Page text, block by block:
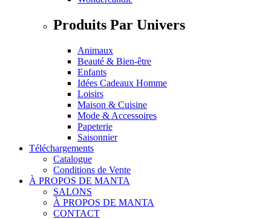
Produits Par Univers
Animaux
Beauté & Bien-être
Enfants
Idées Cadeaux Homme
Loisirs
Maison & Cuisine
Mode & Accessoires
Papeterie
Saisonnier
Téléchargements
Catalogue
Conditions de Vente
À PROPOS DE MANTA
SALONS
À PROPOS DE MANTA
CONTACT